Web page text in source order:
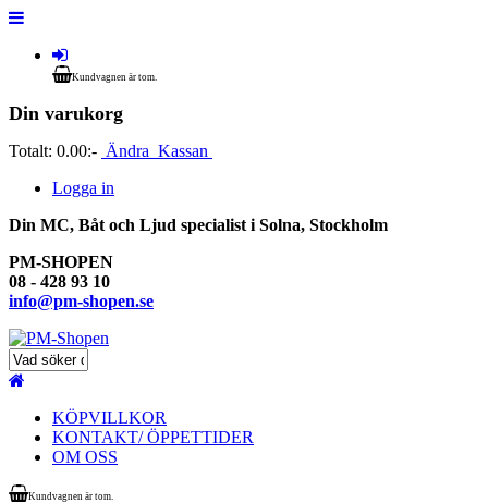
Kundvagnen är tom.
Din varukorg
Totalt: 0.00:- Ändra Kassan
Logga in
Din MC, Båt och Ljud specialist i Solna, Stockholm
PM-SHOPEN
08 - 428 93 10
info@pm-shopen.se
KÖPVILLKOR
KONTAKT/ ÖPPETTIDER
OM OSS
Kundvagnen är tom.